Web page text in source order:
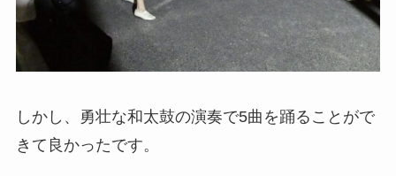
しかし、勇壮な和太鼓の演奏で5曲を踊ることがで
きて良かったです。